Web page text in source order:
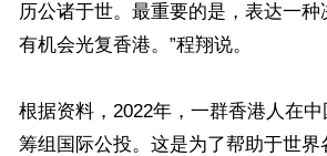
历公诸于世。最重要的是，表达一
有机会光复香港。”程翔说。
根据资料，2022年，一群香港人在
筹组国际公投。这是为了帮助于世